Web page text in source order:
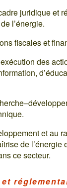
juridique et
l’énergie.
fiscales et
des
et au
de l’énergie
ce secteur.